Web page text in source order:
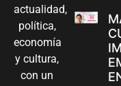
actualidad,
política,
economía
y cultura,
con un